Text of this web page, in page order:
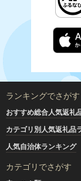
ランキングでさがす
おすすめ総合人気返礼
カテゴリ別人気返礼品
人気自治体ランキング
カテゴリでさがす